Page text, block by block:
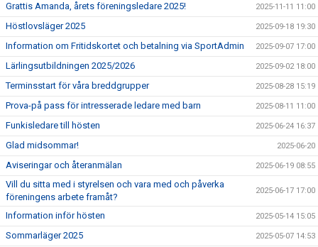
Grattis Amanda, årets föreningsledare 2025! 2025-11-11 11:00
Höstlovsläger 2025 2025-09-18 19:30
Information om Fritidskortet och betalning via SportAdmin 2025-09-07 17:00
Lärlingsutbildningen 2025/2026 2025-09-02 18:00
Terminsstart för våra breddgrupper 2025-08-28 15:19
Prova-på pass för intresserade ledare med barn 2025-08-11 11:00
Funkisledare till hösten 2025-06-24 16:37
Glad midsommar! 2025-06-20
Aviseringar och återanmälan 2025-06-19 08:55
Vill du sitta med i styrelsen och vara med och påverka
föreningens arbete framåt?
2025-06-17 17:00
Information inför hösten 2025-05-14 15:05
Sommarläger 2025 2025-05-07 14:53